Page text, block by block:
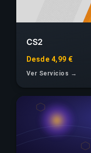
CS2
Desde 4,99 €
Ver Servicios →